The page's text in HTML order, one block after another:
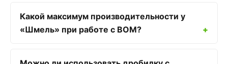
Какой максимум производительности у
«Шмель» при работе с ВОМ?